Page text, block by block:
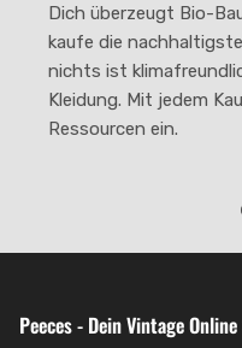
Dich überzeugt Bio-
kaufe die
nichts ist
Kleidung. Mit jedem
Ressourcen ein.
Peeces - Dein Vintage